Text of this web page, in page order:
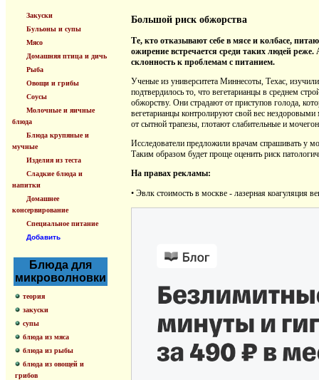
Закуски
Бульоны и супы
Мясо
Домашняя птица и дичь
Рыба
Овощи и грибы
Соусы
Молочные и яичные
блюда
Блюда крупяные и
мучные
Изделия из теста
Сладкие блюда и
напитки
Домашнее
консервирование
Специальное питание
Добавить
Блюда для
микроволновки
теория
закуски
супы
блюда из мяса
блюда из рыбы
блюда из овощей и
грибов
Большой риск обжорства
Те, кто отказывают себе в мясе и колбасе,
ожирение встречается среди таких людей
склонность к проблемам с питанием.
Ученые из университета Миннесоты, Техас,
подтвердилось то, что вегетарианцы в среднем
обжорству. Они страдают от приступов голода,
вегетарианцы контролируют свой вес
от сытной трапезы, глотают слабительные и
Исследователи предложили врачам спрашивать у
Таким образом будет проще оценить риск
На правах рекламы:
• Эвлк стоимость в москве - лазерная коагуляция